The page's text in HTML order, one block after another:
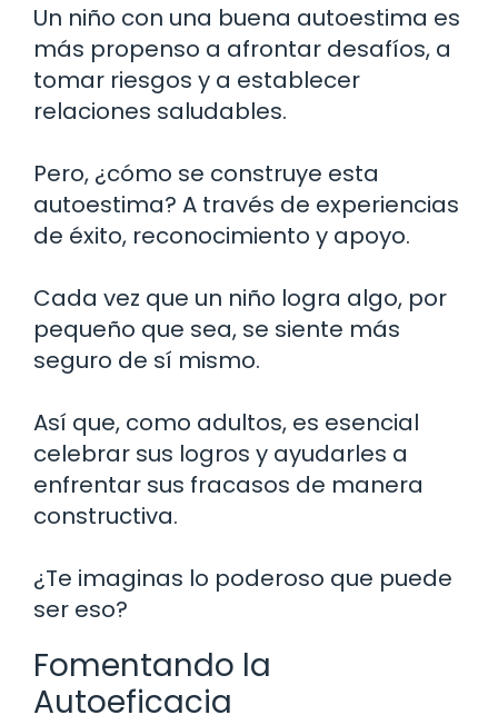
Un niño con una buena autoestima es
más propenso a afrontar desafíos, a
tomar riesgos y a establecer
relaciones saludables.
Pero, ¿cómo se construye esta
autoestima? A través de experiencias
de éxito, reconocimiento y apoyo.
Cada vez que un niño logra algo, por
pequeño que sea, se siente más
seguro de sí mismo.
Así que, como adultos, es esencial
celebrar sus logros y ayudarles a
enfrentar sus fracasos de manera
constructiva.
¿Te imaginas lo poderoso que puede
ser eso?
Fomentando la
Autoeficacia